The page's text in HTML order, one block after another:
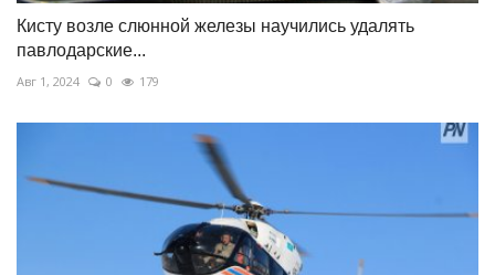
Кисту возле слюнной железы научились удалять
павлодарские...
Авг 1, 2024 0 179